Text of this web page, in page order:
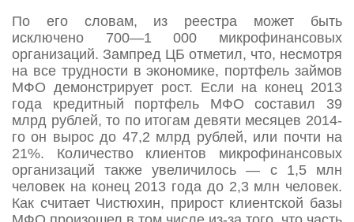
По его словам, из реестра может быть
исключено 700—1 000 микрофинансовых
организаций. Зампред ЦБ отметил, что, несмотря
на все трудности в экономике, портфель займов
МФО демонстрирует рост. Если на конец 2013
года кредитный портфель МФО составил 39
млрд рублей, то по итогам девяти месяцев 2014-
го он вырос до 47,2 млрд рублей, или почти на
21%. Количество клиентов микрофинансовых
организаций также увеличилось — с 1,5 млн
человек на конец 2013 года до 2,3 млн человек.
Как считает Чистюхин, прирост клиентской базы